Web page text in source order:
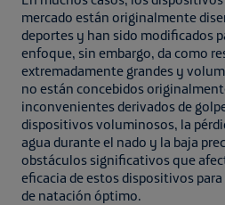
mercado están originalmente
deportes y han sido modificados
enfoque, sin embargo, da como
extremadamente grandes y
no están concebidos
inconvenientes derivados de
dispositivos voluminosos, la
agua durante el nado y la baja
obstáculos significativos que
eficacia de estos dispositivos
de natación óptimo.